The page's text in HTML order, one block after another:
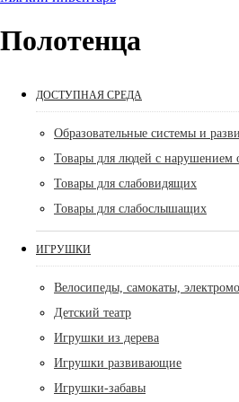
Полотенца
ДОСТУПНАЯ СРЕДА
Образовательные системы и
Товары для людей с нарушением
Товары для слабовидящих
Товары для слабослышащих
ИГРУШКИ
Велосипеды, самокаты,
Детский театр
Игрушки из дерева
Игрушки развивающие
Игрушки-забавы